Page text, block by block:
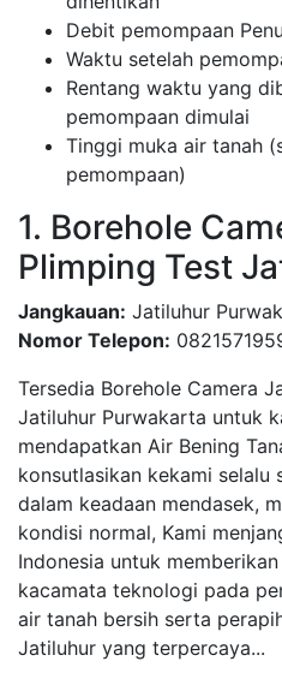
Debit pemompaan
Waktu setelah
Rentang waktu yang
pemompaan dimulai
Tinggi muka air tanah
pemompaan)
1. Borehole
Plimping Test
Jangkauan: Jatiluhur
Nomor Telepon:
Tersedia Borehole Camera
Jatiluhur Purwakarta untuk
mendapatkan Air Bening
konsutlasikan kekami selalu
dalam keadaan mendasek,
kondisi normal, Kami
Indonesia untuk
kacamata teknologi pada
air tanah bersih serta
Jatiluhur yang terpercaya...